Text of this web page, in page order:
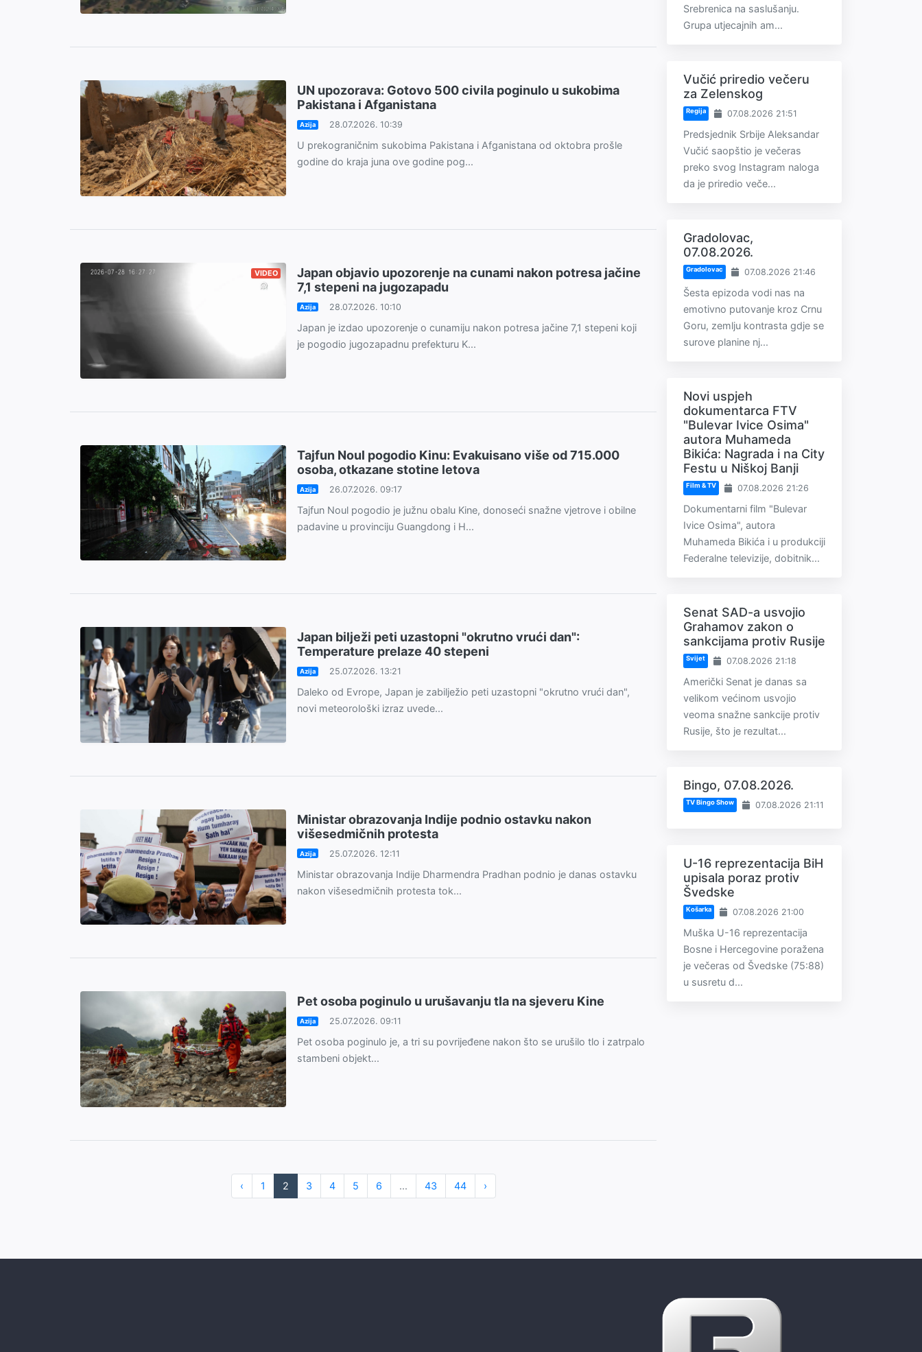
UN upozorava: Gotovo 500 civila poginulo u sukobima
Pakistana i Afganistana
Azija 28.07.2026. 10:39
U prekograničnim sukobima Pakistana i Afganistana od oktobra prošle
godine do kraja juna ove godine pog...
VIDEO
Japan objavio upozorenje na cunami nakon potresa jačine
7,1 stepeni na jugozapadu
Azija 28.07.2026. 10:10
Japan je izdao upozorenje o cunamiju nakon potresa jačine 7,1 stepeni koji
je pogodio jugozapadnu prefekturu K...
Tajfun Noul pogodio Kinu: Evakuisano više od 715.000
osoba, otkazane stotine letova
Azija 26.07.2026. 09:17
Tajfun Noul pogodio je južnu obalu Kine, donoseći snažne vjetrove i obilne
padavine u provinciju Guangdong i H...
Japan bilježi peti uzastopni "okrutno vrući dan":
Temperature prelaze 40 stepeni
Azija 25.07.2026. 13:21
Daleko od Evrope, Japan je zabilježio peti uzastopni "okrutno vrući dan",
novi meteorološki izraz uvede...
Ministar obrazovanja Indije podnio ostavku nakon
višesedmičnih protesta
Azija 25.07.2026. 12:11
Ministar obrazovanja Indije Dharmendra Pradhan podnio je danas ostavku
nakon višesedmičnih protesta tok...
Pet osoba poginulo u urušavanju tla na sjeveru Kine
Azija 25.07.2026. 09:11
Pet osoba poginulo je, a tri su povrijeđene nakon što se urušilo tlo i zatrpalo
stambeni objekt...
‹ 1 2 3 4 5 6 ... 43 44 ›
Srebrenica na saslušanju.
Grupa utjecajnih am...
Vučić priredio večeru
za Zelenskog
Regija 07.08.2026 21:51
Predsjednik Srbije Aleksandar
Vučić saopštio je večeras
preko svog Instagram naloga
da je priredio veče...
Gradolovac,
07.08.2026.
Gradolovac 07.08.2026 21:46
Šesta epizoda vodi nas na
emotivno putovanje kroz Crnu
Goru, zemlju kontrasta gdje se
surove planine nj...
Novi uspjeh
dokumentarca FTV
"Bulevar Ivice Osima"
autora Muhameda
Bikića: Nagrada i na City
Festu u Niškoj Banji
Film & TV 07.08.2026 21:26
Dokumentarni film "Bulevar
Ivice Osima", autora
Muhameda Bikića i u produkciji
Federalne televizije, dobitnik...
Senat SAD-a usvojio
Grahamov zakon o
sankcijama protiv Rusije
Svijet 07.08.2026 21:18
Američki Senat je danas sa
velikom većinom usvojio
veoma snažne sankcije protiv
Rusije, što je rezultat...
Bingo, 07.08.2026.
TV Bingo Show 07.08.2026 21:11
U-16 reprezentacija BiH
upisala poraz protiv
Švedske
Košarka 07.08.2026 21:00
Muška U-16 reprezentacija
Bosne i Hercegovine poražena
je večeras od Švedske (75:88)
u susretu d...